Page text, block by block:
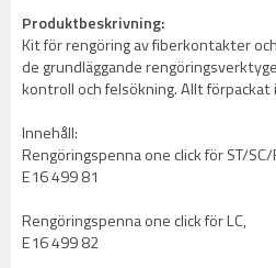
Produktbeskrivning:
Kit för rengöring av fiberkontakter
de grundläggande
kontroll och felsökning. Allt förpackat
Innehåll:
Rengöringspenna one click för ST/SC/
E16 499 81
Rengöringspenna one click för LC,
E16 499 82